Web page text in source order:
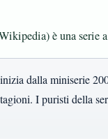
è una serie
inizia dalla miniserie
I puristi della